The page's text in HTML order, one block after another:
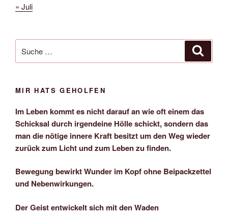
« Juli
nach:
MIR HATS GEHOLFEN
Im Leben kommt es nicht darauf an wie oft einem das
Schicksal durch irgendeine Hölle schickt, sondern das
man die nötige innere Kraft besitzt um den Weg wieder
zurück zum Licht und zum Leben zu finden.
Bewegung bewirkt Wunder im Kopf ohne Beipackzettel
und Nebenwirkungen.
Der Geist entwickelt sich mit den Waden